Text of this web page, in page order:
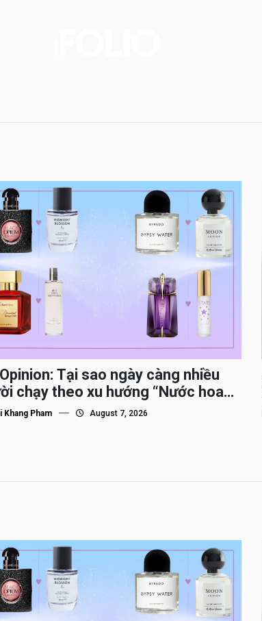
Tại sao ngày càng nhiều
chạy theo xu hướng “Nước hoa
Khang Pham August 7, 2026